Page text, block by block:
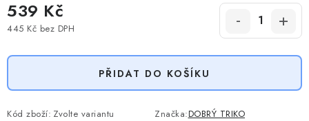
539 Kč
445 Kč bez DPH
PŘIDAT DO KOŠÍKU
Kód zboží: Zvolte variantu Značka:DOBRÝ TRIKO